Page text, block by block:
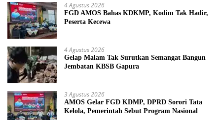
4 Agustus 2026
FGD AMOS Bahas KDKMP, Kodim Tak Hadir,
Peserta Kecewa
4 Agustus 2026
Gelap Malam Tak Surutkan Semangat Bangun
Jembatan KBSB Gapura
3 Agustus 2026
AMOS Gelar FGD KDMP, DPRD Sorori Tata
Kelola, Pemerintah Sebut Program Nasional